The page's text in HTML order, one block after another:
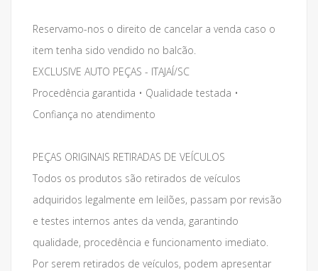
Reservamo-nos o direito de cancelar a venda caso o
item tenha sido vendido no balcão.
EXCLUSIVE AUTO PEÇAS - ITAJAÍ/SC
Procedência garantida • Qualidade testada •
Confiança no atendimento
PEÇAS ORIGINAIS RETIRADAS DE VEÍCULOS
Todos os produtos são retirados de veículos
adquiridos legalmente em leilões, passam por revisão
e testes internos antes da venda, garantindo
qualidade, procedência e funcionamento imediato.
Por serem retirados de veículos, podem apresentar